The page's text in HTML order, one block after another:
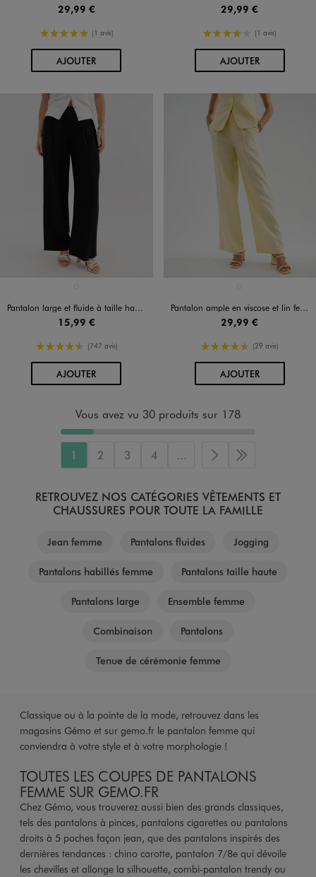
29,99 €
5/5 de moyenne
(1 avis)
AJOUTERAU PANIER
29,99 €
4/5 de moyenne
(1 avis)
AJOUTERAU PANIER
Pantalon large et fluide à taille haute femme
15,99 €
4.5/5 de moyenne
(747 avis)
AJOUTERAU PANIER
Pantalon ample en viscose et lin femme
29,99 €
4.5/5 de moyenne
(29 avis)
AJOUTERAU PANIER
Vous avez vu 30 produits sur 178
1 2 3 4 ... Page suivante
Dernière page
RETROUVEZ NOS CATÉGORIES VÊTEMENTS ET
CHAUSSURES POUR TOUTE LA FAMILLE
Jean femme Pantalons fluides Jogging
Pantalons habillés femme Pantalons taille haute
Pantalons large Ensemble femme
Combinaison Pantalons
Tenue de cérémonie femme
Classique ou à la pointe de la mode, retrouvez dans les
magasins Gémo et sur gemo.fr le pantalon femme qui
conviendra à votre style et à votre morphologie !
TOUTES LES COUPES DE PANTALONS
FEMME SUR GEMO.FR
Chez Gémo, vous trouverez aussi bien des grands classiques,
tels des pantalons à pinces, pantalons cigarettes ou pantalons
droits à 5 poches façon jean, que des pantalons inspirés des
dernières tendances : chino carotte, pantalon 7/8e qui dévoile
les chevilles et allonge la silhouette, combi-pantalon trendy ou